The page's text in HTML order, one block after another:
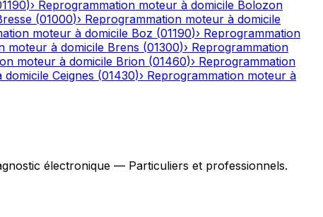
)› Reprogrammation moteur à domicile Bolozon
(01000)› Reprogrammation moteur à domicile
moteur à domicile Boz (01190)› Reprogrammation
moteur à domicile Brens (01300)› Reprogrammation
moteur à domicile Brion (01460)› Reprogrammation
domicile Ceignes (01430)› Reprogrammation moteur à
électronique — Particuliers et professionnels.